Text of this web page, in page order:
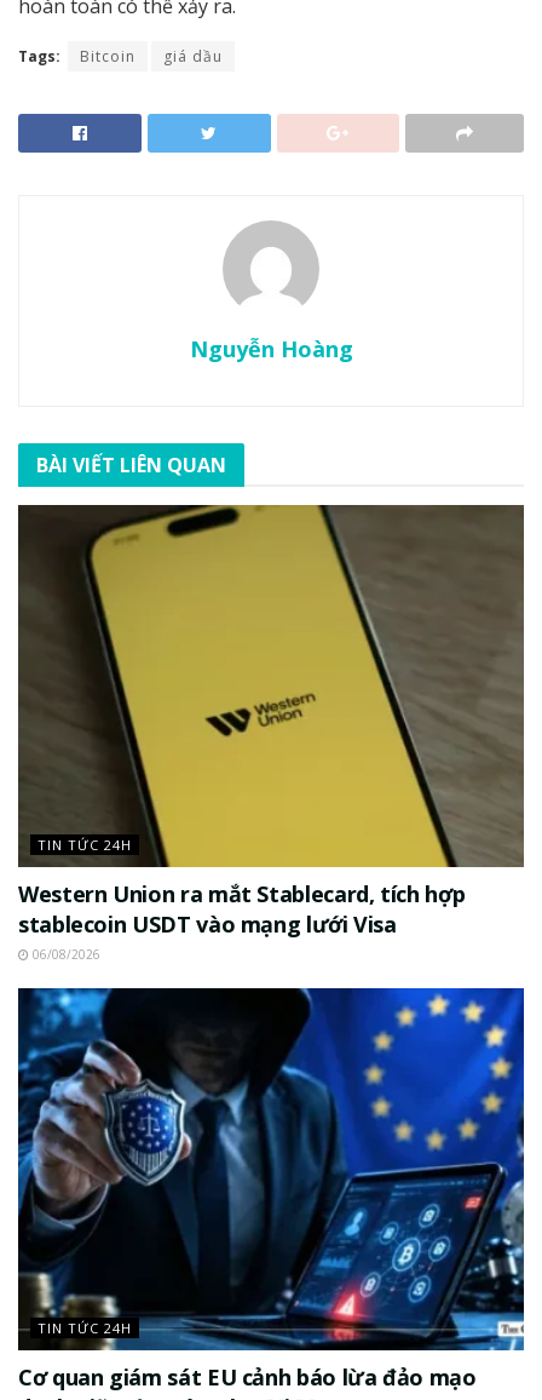
hoàn toàn có thể xảy ra.
Tags: Bitcoin giá dầu
Nguyễn Hoàng
BÀI VIẾT LIÊN QUAN
TIN TỨC 24H
Western Union ra mắt Stablecard, tích hợp
stablecoin USDT vào mạng lưới Visa
06/08/2026
TIN TỨC 24H
Cơ quan giám sát EU cảnh báo lừa đảo mạo